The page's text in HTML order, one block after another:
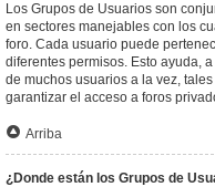
Los Grupos de Usuarios son
en sectores manejables con los
foro. Cada usuario puede
diferentes permisos. Esto ayuda,
de muchos usuarios a la vez,
garantizar el acceso a foros
Arriba
¿Donde están los Grupos de